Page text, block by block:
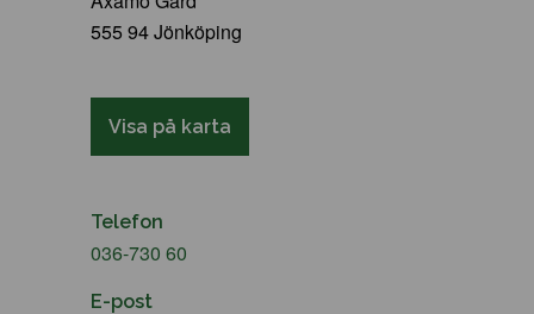
555 94 Jönköping
Visa på karta
Telefon
036-730 60
E-post